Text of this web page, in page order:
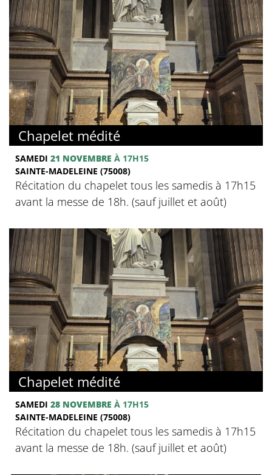
Chapelet médité
SAMEDI 21 NOVEMBRE À 17H15
SAINTE-MADELEINE (75008)
Récitation du chapelet tous les samedis à 17h15
avant la messe de 18h. (sauf juillet et août)
Chapelet médité
SAMEDI 28 NOVEMBRE À 17H15
SAINTE-MADELEINE (75008)
Récitation du chapelet tous les samedis à 17h15
avant la messe de 18h. (sauf juillet et août)